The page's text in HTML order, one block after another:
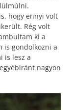
hogy ennyi volt
Rég volt
ki a
is gondolkozni a
is lesz a
nagyon